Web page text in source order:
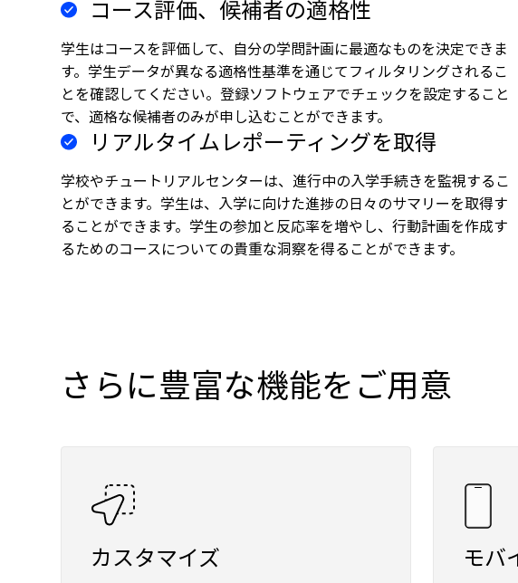
コース評価、候補者の適格性
学生はコースを評価して、自分の学問計画に最適なものを決定できま
す。学生データが異なる適格性基準を通じてフィルタリングされるこ
とを確認してください。登録ソフトウェアでチェックを設定すること
で、適格な候補者のみが申し込むことができます。
リアルタイムレポーティングを取得
学校やチュートリアルセンターは、進行中の入学手続きを監視するこ
とができます。学生は、入学に向けた進捗の日々のサマリーを取得す
ることができます。学生の参加と反応率を増やし、行動計画を作成す
るためのコースについての貴重な洞察を得ることができます。
さらに豊富な機能をご用意
カスタマイズ モバ